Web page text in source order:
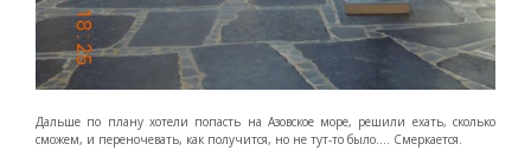
Дальше по плану хотели попасть на Азовское море, решили ехать, сколько
сможем, и переночевать, как получится, но не тут-то было…. Смеркается.